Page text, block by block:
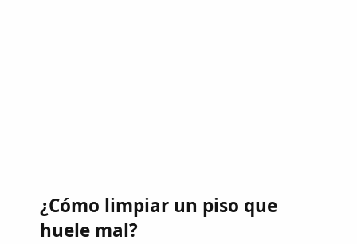
¿Cómo limpiar un piso que
huele mal?